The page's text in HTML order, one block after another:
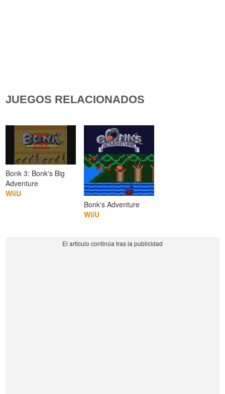
JUEGOS RELACIONADOS
Bonk 3: Bonk's Big
Adventure
WiiU
Bonk's Adventure
WiiU